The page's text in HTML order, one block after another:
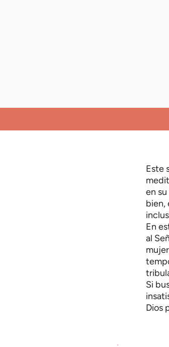
Este
en su
bien,
En
al
Si
Dios